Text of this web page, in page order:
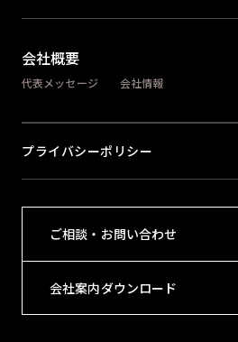
会社概要
代表メッセージ 会社情報
プライバシーポリシー
ご相談・お問い合わせ
会社案内ダウンロード